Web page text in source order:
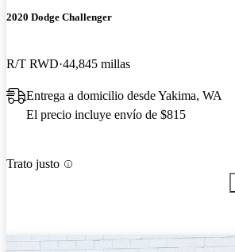
2020 Dodge Challenger
R/T RWD 44,845 millas
Entrega a domicilio desde Yakima, WA
El precio incluye envío de $815
Trato justo